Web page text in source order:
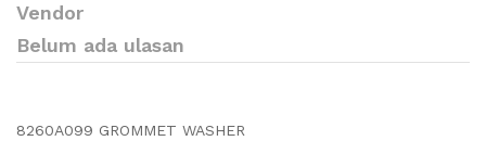
Vendor
Belum ada ulasan
8260A099 GROMMET WASHER